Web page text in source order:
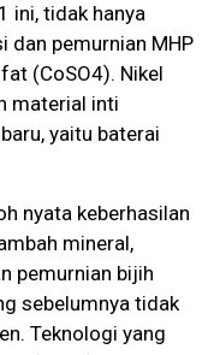
ini, tidak hanya
dan pemurnian MHP
(CoSO4). Nikel
material inti
yaitu baterai
nyata keberhasilan
mineral,
pemurnian bijih
sebelumnya tidak
Teknologi yang